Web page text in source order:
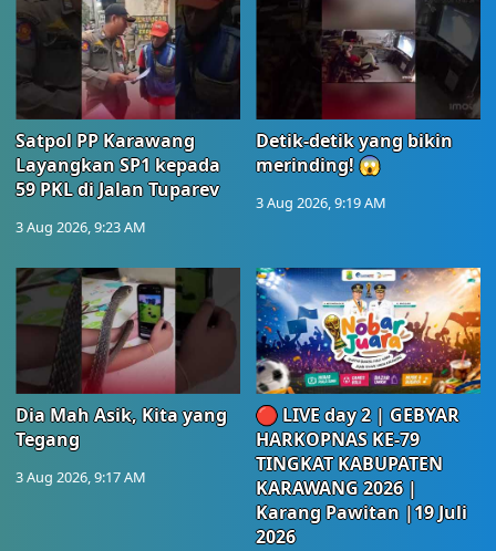
Satpol PP Karawang
Layangkan SP1 kepada
59 PKL di Jalan Tuparev
3 Aug 2026, 9:23 AM
Detik-detik yang bikin
merinding! 😱
3 Aug 2026, 9:19 AM
Dia Mah Asik, Kita yang
Tegang
3 Aug 2026, 9:17 AM
🔴 LIVE day 2 | GEBYAR
HARKOPNAS KE-79
TINGKAT KABUPATEN
KARAWANG 2026 |
Karang Pawitan |19 Juli
2026